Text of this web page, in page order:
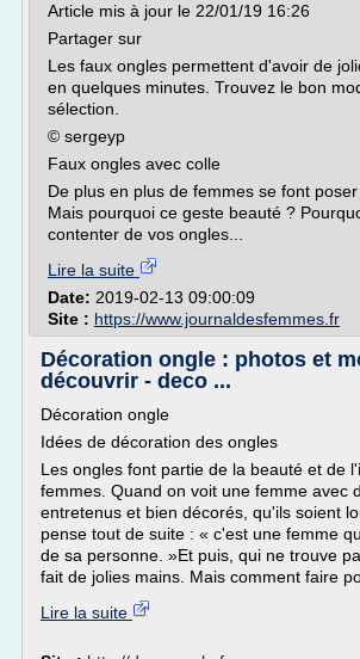
Article mis à jour le 22/01/19 16:26
Partager sur
Les faux ongles permettent d'avoir de
en quelques minutes. Trouvez le bon
sélection.
© sergeyp
Faux ongles avec colle
De plus en plus de femmes se font
Mais pourquoi ce geste beauté ?
contenter de vos ongles...
Lire la suite
Date: 2019-02-13 09:00:09
Site : https://www.journaldesfemmes.fr
Décoration ongle : photos et
découvrir - deco ...
Décoration ongle
Idées de décoration des ongles
Les ongles font partie de la beauté et de
femmes. Quand on voit une femme avec
entretenus et bien décorés, qu'ils soient
pense tout de suite : « c'est une femme
de sa personne. »Et puis, qui ne trouve
fait de jolies mains. Mais comment faire
Lire la suite